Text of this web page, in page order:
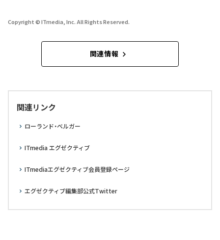
Copyright © ITmedia, Inc. All Rights Reserved.
関連情報
関連リンク
ローランド・ベルガー
ITmedia エグゼクティブ
ITmediaエグゼクティブ会員登録ページ
エグゼクティブ編集部公式Twitter